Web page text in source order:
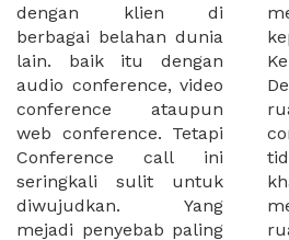
dengan klien di
berbagai belahan dunia
lain. baik itu dengan
audio conference, video
conference ataupun
web conference. Tetapi
Conference call ini
seringkali sulit untuk
diwujudkan. Yang
mejadi penyebab paling
menghambat jug
keperluan anda.
Keperluan bisnis anda.
Dengan adanya fitur
ruangan untuk
conference call, kita
tidak perlu lagi
khawatir. Kami akan
memberikan pilihan
ruangan yang nyaman